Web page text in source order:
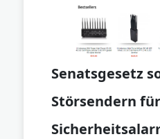
Senatsgesetz
Störsendern für